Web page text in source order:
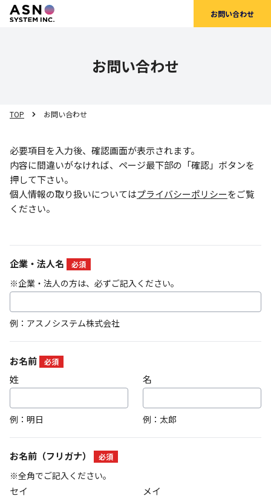
お問い合わせ
お問い合わせ
TOP お問い合わせ
必要項目を入力後、確認画面が表示されます。
内容に間違いがなければ、ページ最下部の「確認」ボタンを
押して下さい。
個人情報の取り扱いについてはプライバシーポリシーをご覧
ください。
企業・法人名 必須
※企業・法人の方は、必ずご記入ください。
例：アスノシステム株式会社
お名前 必須
姓
例：明日
名
例：太郎
お名前（フリガナ） 必須
※全角でご記入ください。
セイ メイ